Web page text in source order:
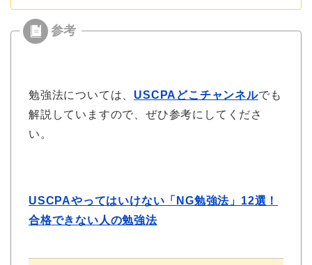
勉強法については、 USCPAどこチャンネルでも
解説していますので、ぜひ参考にしてくださ
い。
USCPAやってはいけない「NG勉強法」12選！
合格できない人の勉強法